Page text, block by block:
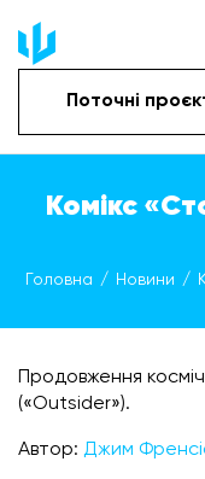
Поточні
Комікс
Головна Новини
Продовження
(«Outsider»).
Автор: Джим